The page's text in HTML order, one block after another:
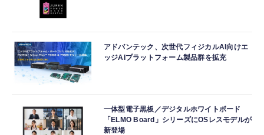
アドバンテック、次世代フィジカルAI向けエ
ッジAIプラットフォーム製品群を拡充
一体型電子黒板／デジタルホワイトボード
「ELMO Board」シリーズにOSレスモデルが
新登場